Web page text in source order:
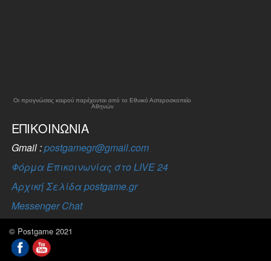
Οι προγνώσεις καιρού παρέχονται από το Εθνικό Αστεροσκοπείο
Αθηνών
ΕΠΙΚΟΙΝΩΝΊΑ
Gmail :postgamegr@gmail.com
Φόρμα Επικοινωνίας στο LIVE 24
Αρχική Σελίδα postgame.gr
Messenger Chat
© Postgame 2021